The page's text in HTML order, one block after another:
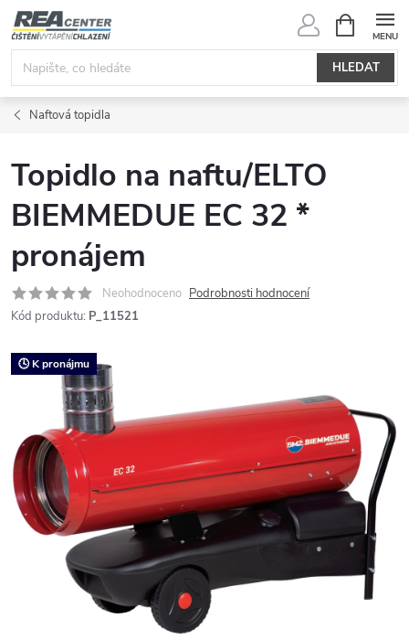
Přejít
na
obsah
HLEDAT
NÁKUPNÍ
KOŠÍK
Naftová topidla
Topidlo na naftu/ELTO
BIEMMEDUE EC 32 *
pronájem
Neohodnoceno Podrobnosti hodnocení
Kód produktu: P_11521
🕓 K pronájmu